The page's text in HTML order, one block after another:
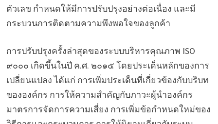
ตัวเลข กำหนดให้มีการปรับปรุงอย่างต่อเนื่อง และมี
กระบวนการติดตามความพึงพอใจของลูกค้า
การปรับปรุงครั้งล่าสุดของระบบบริหารคุณภาพ ISO
๙๐๐๐ เกิดขึ้นในปี ค.ศ. ๒๐๑๕ โดยประเด็นหลักของการ
เปลี่ยนแปลง ได้แก่ การเพิ่มประเด็นที่เกี่ยวข้องกับบริบท
ขององค์กร การให้ความสำคัญกับภาวะผู้นำองค์กร
มาตรการจัดการความเสี่ยง การเพิ่มข้อกำหนดใหม่ของ